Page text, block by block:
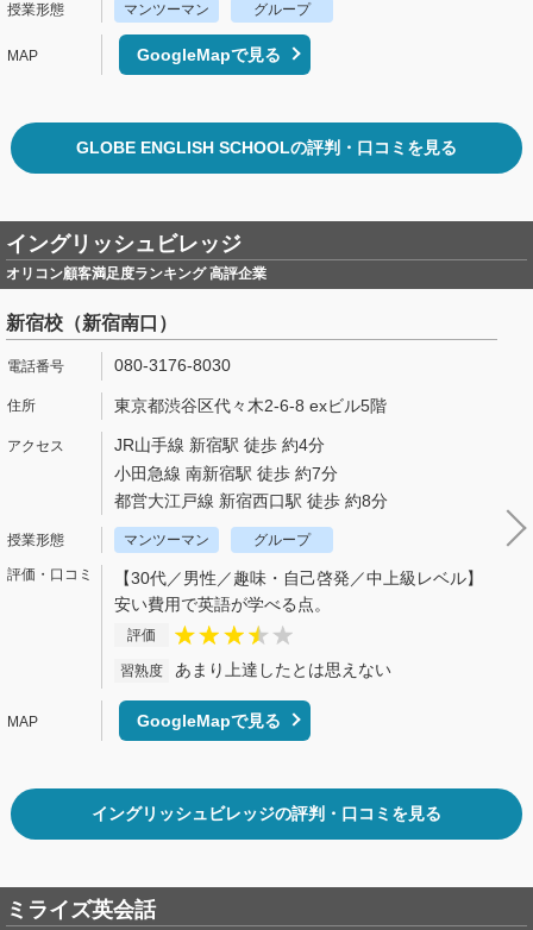
マンツーマン グループ
GoogleMapで見る
GLOBE ENGLISH SCHOOLの評判・口コミを見る
イングリッシュビレッジ
オリコン顧客満足度ランキング 高評企業
新宿校（新宿南口）
080-3176-8030
東京都渋谷区代々木2-6-8 exビル5階
JR山手線 新宿駅 徒歩 約4分
小田急線 南新宿駅 徒歩 約7分
都営大江戸線 新宿西口駅 徒歩 約8分
マンツーマン グループ
【30代／男性／趣味・自己啓発／中上級レベル】
安い費用で英語が学べる点。
評価
習熟度 あまり上達したとは思えない
GoogleMapで見る
イングリッシュビレッジの評判・口コミを見る
ミライズ英会話